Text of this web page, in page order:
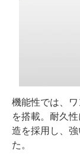
機能性では、
を搭載。耐久
造を採用し、
た。